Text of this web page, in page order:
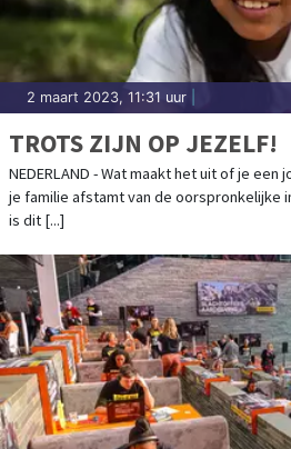
2 maart 2023, 11:31 uur
TROTS ZIJN OP JEZELF!
NEDERLAND - Wat maakt het uit of je een
je familie afstamt van de oorspronkelijke
is dit [...]